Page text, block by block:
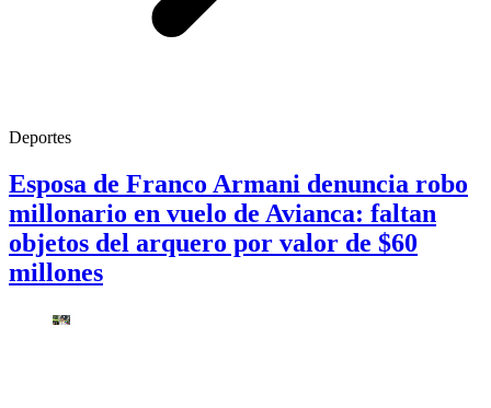
Deportes
Esposa de Franco Armani denuncia robo
millonario en vuelo de Avianca: faltan
objetos del arquero por valor de $60
millones